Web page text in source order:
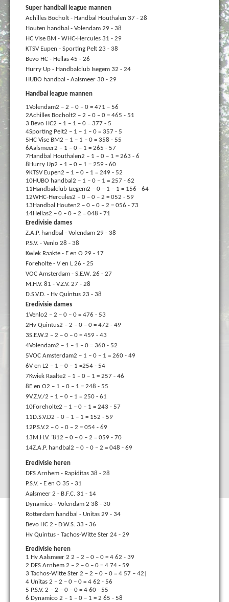
Super handball league mannen
Achilles Bocholt - Handbal Houthalen 37 - 28
Houten handbal - Volendam 29 - 38
HC Vise BM - WHC-Hercules 31 - 29
KTSV Eupen - Sporting Pelt 23 - 38
Bevo HC - Hellas 45 - 26
Hurry Up - Handbalclub Isegem 32 - 24
HUBO handbal - Aalsmeer 30 - 29
Handbal league mannen
1Volendam2 – 2 – 0 – 0 = 471 – 56
2Achilles Bocholt2 – 2 – 0 – 0 = 465 - 51
3 Bevo HC2 – 1 – 1 – 0 = 377 - 5
4Sporting Pelt2 – 1 – 1 – 0 = 357 - 5
5HC Vise BM2 – 1 – 1 – 0 = 358 - 55
6Aalsmeer2 – 1 – 0 – 1 = 265 - 57
7Handbal Houthalen2 – 1 – 0 – 1 = 263 - 6
8Hurry Up2 – 1 – 0 – 1 = 259 - 60
9KTSV Eupen2 – 1 – 0 – 1 = 249 - 52
10HUBO handbal 2 – 1 – 0 – 1 = 257 - 62
11Handbalclub Izegem2 – 0 – 1 – 1 = 156 - 64
12WHC-Hercules2 – 0 – 0 – 2 = 052 - 59
13Handbal Houten2 – 0 – 0 – 2 = 056 - 73
14Hellas2 – 0 – 0 – 2 = 048 - 71
Eredivisie dames
Z.A.P. handbal - Volendam 29 - 38
P.S.V. - Venlo 28 - 38
Kwiek Raakte - E en O 29 - 17
Foreholte - V en L 26 - 25
VOC Amsterdam - S.E.W. 26 - 27
M.H.V. 81 - V.Z.V. 27 - 28
D.S.V.D. - Hv Quintus 23 - 38
Eredivisie dames
1Venlo2 – 2 – 0 – 0 = 476 - 53
2Hv Quintus2 – 2 – 0 – 0 = 472 - 49
3S.E.W.2 – 2 – 0 – 0 = 459 - 43
4Volendam2 – 1 – 1 – 0 = 360 - 52
5VOC Amsterdam2 – 1 – 0 – 1 = 260 - 49
6V en L2 – 1 – 0 – 1 =254 - 54
7Kwiek Raalte2 – 1 – 0 – 1 = 257 - 46
8E en O2 – 1 – 0 – 1 = 248 - 55
9V.Z.V./2 – 1 – 0 – 1 = 250 - 61
10Foreholte2 – 1 – 0 – 1 = 243 - 57
11D.S.V.D2 – 0 – 1 – 1 = 152 - 59
12P.S.V.2 – 0 – 0 – 2 = 054 - 69
13M.H.V. ’812 – 0 – 0 – 2 = 059 - 70
14Z.A.P. handbal 2 – 0 – 0 – 2 = 048 - 69
Eredivisie heren
DFS Arnhem - Rapiditas 38 - 28
P.S.V. - E en O 35 - 31
Aalsmeer 2 - B.F.C. 31 - 14
Dynamico - Volendam 2 38 - 30
Rotterdam handbal - Unitas 29 - 34
Bevo HC 2 - D.W.S. 33 - 36
Hv Quintus - Tachos-Witte Ster 24 - 29
Eredivisie heren
1 Hv Aalsmeer 2 2 – 2 – 0 – 0 = 4 62 - 39
2 DFS Arnhem 2 – 2 – 0 – 0 = 4 74 - 59
3 Tachos-Witte Ster 2 – 2 – 0 – 0 = 4 57 – 42|
4 Unitas 2 – 2 – 0 – 0 = 4 62 - 56
5 P.S.V. 2 – 2 – 0 – 0 = 4 60 - 55
6 Dynamico 2 – 1 – 0 – 1 = 2 65 - 58